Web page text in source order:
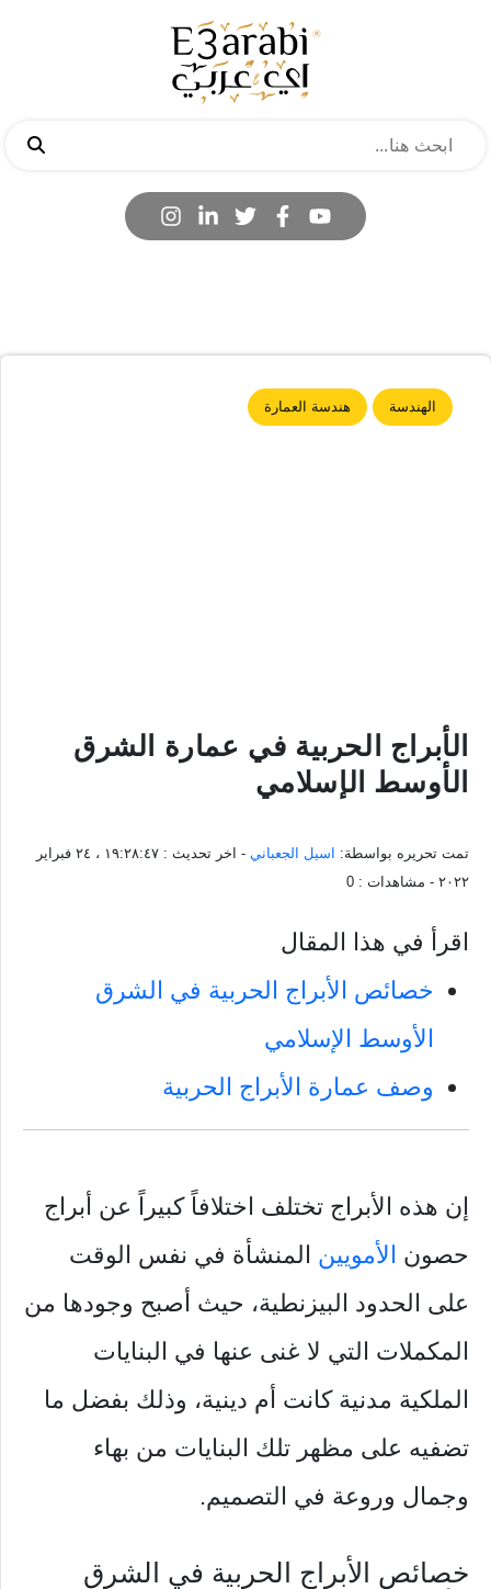
الهندسة هندسة العمارة
الأبراج الحربية في عمارة الشرق
الأوسط الإسلامي
تمت تحريره بواسطة: اسيل الجعباني - اخر تحديث :
١٩:٢٨:٤٧ ، ٢٤ فبراير
٢٠٢٢ - مشاهدات : 0
اقرأ في هذا المقال
خصائص الأبراج الحربية في الشرق
الأوسط الإسلامي
وصف عمارة الأبراج الحربية
إن هذه الأبراج تختلف اختلافاً كبيراً عن أبراج
حصون الأمويين المنشأة في نفس الوقت
على الحدود البيزنطية، حيث أصبح وجودها من
المكملات التي لا غنى عنها في البنايات
الملكية مدنية كانت أم دينية، وذلك بفضل ما
تضفيه على مظهر تلك البنايات من بهاء
وجمال وروعة في التصميم.
خصائص الأبراج الحربية في الشرق